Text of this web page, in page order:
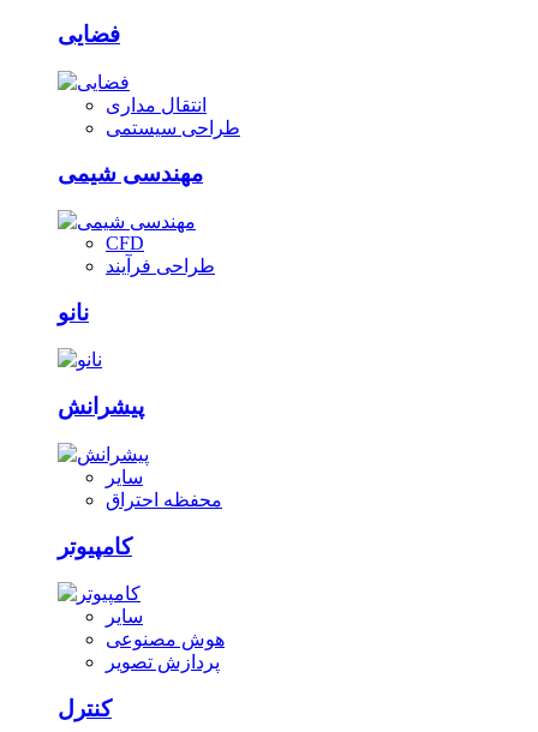
فضایی
انتقال مداری
طراحی سیستمی
مهندسی شیمی
CFD
طراحی فرآیند
نانو
پیشرانش
سایر
محفظه احتراق
کامپیوتر
سایر
هوش مصنوعی
پردازش تصویر
کنترل